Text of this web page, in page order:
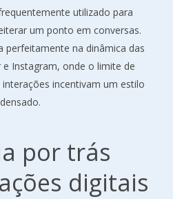
utilizado para
um ponto em conversas.
perfeitamente na dinâmica das
Instagram, onde o limite de
incentivam um estilo
por trás
digitais